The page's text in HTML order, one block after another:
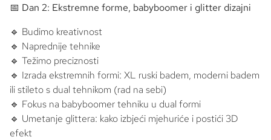
📅 Dan 2: Ekstremne forme, babyboomer i glitterdizajni
🔹 Budimo kreativnost
🔹 Naprednije tehnike
🔹 Težimo preciznosti
🔹 Izrada ekstremnih formi: XL ruski badem, moderni badem
ili stileto s dual tehnikom (rad na sebi)
🔹 Fokus na babyboomertehniku u dual formi
🔹 Umetanje glittera: kako izbjeći mjehuriće i postići 3D
efekt